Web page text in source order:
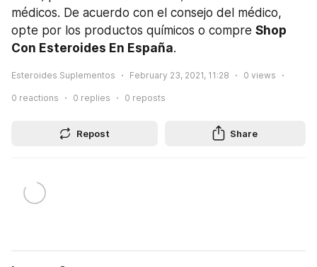
médicos. De acuerdo con el consejo del médico,
opte por los productos químicos o compre Shop
Con Esteroides En España.
Esteroides Suplementos February 23, 2021, 11:28 0 views
0 reactions 0 replies 0 reposts
Repost Share